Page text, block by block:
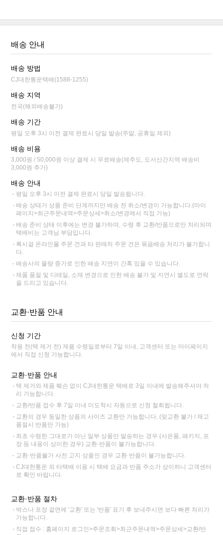
배송 안내
배송 방법
CJ대한통운택배(1588-1255)
배송 지역
전국(해외배송불가)
배송 기간
평일 오후 3시 이전 결제 완료시 당일 발송(주말, 공휴일 제외)
배송 비용
3,000원 / 50,000원 이상 결제 시 무료배송(제주도, 도서산간지역 배송비
3,000원 추가)
배송 안내
평일 오후 3시 이전 결제 완료시 당일 발송됩니다.
배송 상태가 상품 준비 단계까지만 배송 전 취소/변경이 가능합니다.(마이
페이지>최근주문내역>주문상세>취소/변경에서 직접 가능)
배송 준비 상태 이후에는 변경 불가하며, 수령 후 교환/반품으로만 처리되며
택배비는 고객님 부담입니다.
록시걸 온라인몰 주문 건과 타 판매처 주문 건은 묶음배송 처리가 불가합니
다.
배송사의 물량 증가로 인한 배송 지연이 간혹 있을 수 있습니다.
제품 품절 및 디테일, 소재 변경으로 인한 배송 불가 및 지연시 별도로 연락
을 드리고 있습니다.
교환·반품 안내
신청 기간
착용 전(택 제거 전) 제품 수령일로부터 7일 이내, 고객센터 또는 마이페이지
에서 직접 신청 가능합니다.
교환·반품 안내
택 제거와 제품 훼손 없이 CJ대한통운 택배로 3일 이내에 발송해주셔야 처
리 가능합니다.
교환/반품 접수 후 7일 이내 미도착시 자동으로 신청 철회됩니다.
교환의 경우 동일한 상품의 사이즈 교환만 가능합니다. (맞교환 불가 / 재고
품절시 반품만 가능)
최초 수령한 그대로가 아닌 일부 상품만 발송하는 경우 (사은품, 패키지, 포
장 등 내용이 상이한 경우) 교환·반품이 불가능합니다.
교환·반품불가 사전 고지 상품인 경우 교환·반품이 불가능합니다.
CJ대한통운 외 타택배 이용 시 택배 요금과 반품 주소가 상이하니 고객센터
로 확인 바랍니다.
교환·반품 절차
박스나 포장 겉면에 '교환' 또는 '반품' 표기 후 보내주시면 보다 빠른 처리가
가능합니다.
직접 접수 : 홈페이지 로그인>주문조회>최근주문내역>주문상세>교환/반